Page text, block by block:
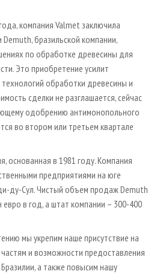
ПЛИТ
компания Valmet заключила
бразильской компании,
по обработке древесины для
Это приобретение усилит
обработки древесины и
сделки не разглашается, сейчас
одобрению антимонопольного
во втором или третьем квартале
основанная в 1981 году. Компания
предприятиями на юге
ду-Сул. Чистый объем продаж Demuth
в год, а штат компании – 300-400
мы укрепим наше присутствие на
и возможности предоставления
а также повысим нашу